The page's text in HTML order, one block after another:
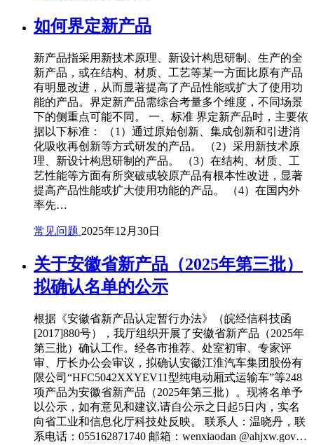
如何界定新产品
新产品指采用新技术原理、新设计构思研制、生产的全
新产品，或在结构、材质、工艺等某一方面比原有产品
有明显改进，从而显著提高了产品性能或扩大了使用功
能的产品。界定新产品需综合考量多个维度，不同场景
下的侧重点可能不同。 一、标准 ‌界定新产品时，主要依
据以下标准：‌ （1）通过原始创新、集成创新和引进消
化吸收再创新等方式研发的产品。 （2）采用新技术原
理、新设计构思研制的产品。 （3）在结构、材质、工
艺性能等方面有所突破或较原产品有根本性改进，显著
提高产品性能或扩大使用功能的产品。 （4）在国内外
率先…
常见问题 2025年12月30日
关于安徽省新产品（2025年第三批）
拟确认名单的公示
根据《安徽省新产品认定暂行办法》（皖经信科技函
[2017]880号），我厅组织开展了安徽省新产品（2025年
第三批）确认工作。经各市推荐、处室初审、专家评
审、厅长办公会审议，拟确认安徽江淮汽车集团股份有
限公司“HFC5042XXYEV11型纯电动厢式运输车”等248
项产品为安徽省新产品（2025年第三批）。现将名单予
以公示，如有意见和建议,请自公示之日起5日内，实名
向省工业和信息化厅科技处反映。 联系人：温晓丹，联
系电话：055162871740 邮箱：wenxiaodan @ahjxw.gov…